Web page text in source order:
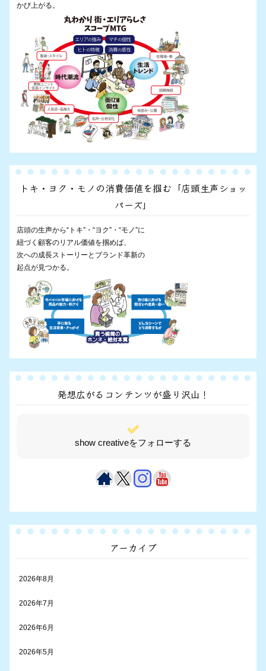
かび上がる。
トキ・ヨク・モノの消費価値を掴む「店頭生声ショッ
パーズ」
店頭の生声から“トキ”・“ヨク”・“モノ”に
紐づく顧客のリアル価値を掴めば、
次への成長ストーリーとブランド革新の
起点が見つかる。
発想広がるコンテンツが盛り沢山！
show creativeをフォローする
アーカイブ
2026年8月
2026年7月
2026年6月
2026年5月